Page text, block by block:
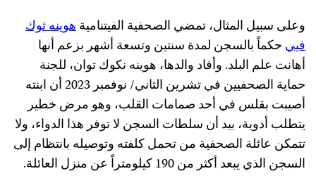
وعلى سبيل المثال، تمضي الصحفية الفيتناميةهوينه ثوك
فيي حكماً بالسجن لمدة سنتين وتسعة أشهر بزعم أنها
أهانت علم البلد. وأفاد والدها، هوينه نكوك توان، للجنة
حماية الصحفيين في تشرين الثاني/ نوفمبر 2023 أن ابنته
أصيبت بقلس في أحد صمامات القلب، وهو مرض خطير
يتطلب أدوية، بيد أن سلطات السجن لا توفر هذا الدواء، ولا
تتمكن عائلة الصحفية من تحمل كلفته وتوصيله بانتظام إلى
السجن الذي يبعد أكثر من 190 كيلومتراً عن منزل العائلة.